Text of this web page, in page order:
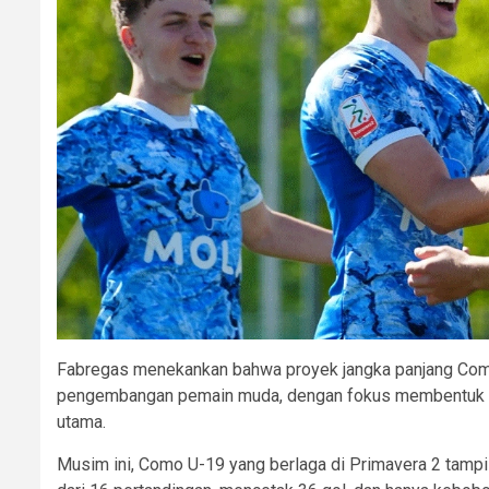
Fabregas menekankan bahwa proyek jangka panjang
pengembangan pemain muda, dengan fokus
utama.
Musim ini, Como U-19 yang berlaga di Primavera 2